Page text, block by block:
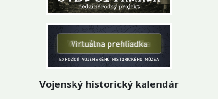
Vojenský historický kalendár